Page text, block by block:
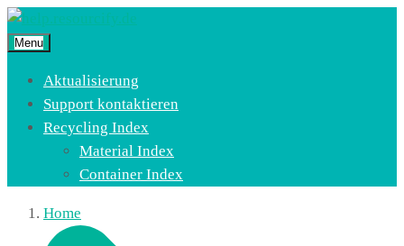
Menu
Aktualisierung
Support kontaktieren
Recycling Index
Material Index
Container Index
Home